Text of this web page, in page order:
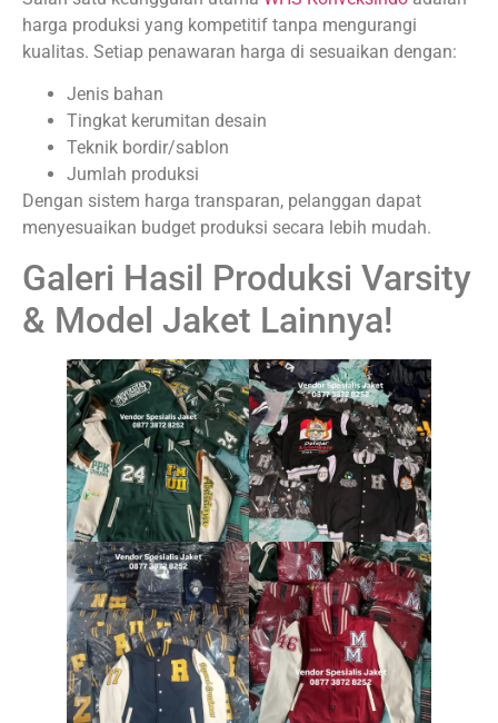
harga produksi yang kompetitif tanpa mengurangi
kualitas. Setiap penawaran harga di sesuaikan dengan:
Jenis bahan
Tingkat kerumitan desain
Teknik bordir/sablon
Jumlah produksi
Dengan sistem harga transparan, pelanggan dapat
menyesuaikan budget produksi secara lebih mudah.
Galeri Hasil Produksi Varsity
& Model Jaket Lainnya!